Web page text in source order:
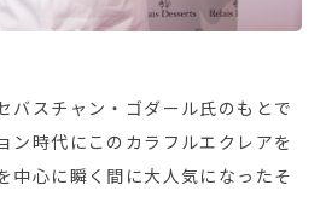
バスチャン・ゴダール氏のもとで
ン時代にこのカラフルエクレアを
中心に瞬く間に大人気になったそ